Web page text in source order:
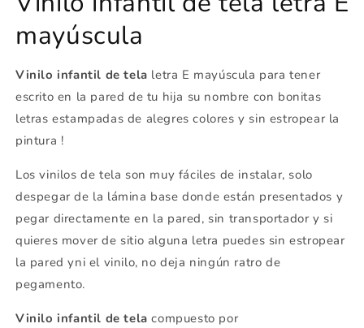
modal
mayúscula
Vinilo infantil de tela letra E mayúscula para tener
escrito en la pared de tu hija su nombre con bonitas
letras estampadas de alegres colores y sin estropear la
pintura !
Los vinilos de tela son muy fáciles de instalar, solo
despegar de la lámina base donde están presentados y
pegar directamente en la pared, sin transportador y si
quieres mover de sitio alguna letra puedes sin estropear
la pared yni el vinilo, no deja ningún ratro de
pegamento.
Vinilo infantil de tela compuesto por